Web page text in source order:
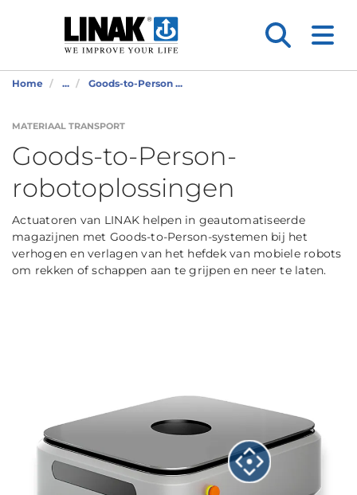
Home ... Goods-to-Person ...
MATERIAAL TRANSPORT
Goods-to-Person-
robotoplossingen
Actuatoren van LINAK helpen in geautomatiseerde
magazijnen met Goods-to-Person-systemen bij het
verhogen en verlagen van het hefdek van mobiele robots
om rekken of schappen aan te grijpen en neer te laten.